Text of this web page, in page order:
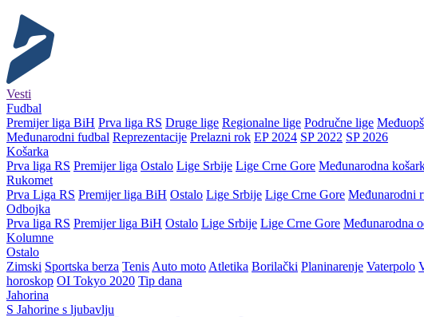
Vesti
Fudbal
Premijer liga BiH Prva liga RS Druge lige Regionalne lige Područne lige
Međunarodni fudbal Reprezentacije Prelazni rok EP 2024 SP 2022 SP 2026
Košarka
Prva liga RS Premijer liga Ostalo Lige Srbije Lige Crne Gore Međunarodna
Rukomet
Prva Liga RS Premijer liga BiH Ostalo Lige Srbije Lige Crne Gore Međunarodni
Odbojka
Prva liga RS Premijer liga BiH Ostalo Lige Srbije Lige Crne Gore Međunarodna
Kolumne
Ostalo
Zimski Sportska berza Tenis Auto moto Atletika Borilački Planinarenje Vaterpolo
horoskop OI Tokyo 2020 Tip dana
Jahorina
S Jahorine s ljubavlju